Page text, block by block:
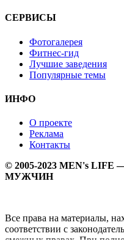
СЕРВИСЫ
Фотогалерея
Фитнес-гид
Лучшие заведения
Популярные темы
ИНФО
О проекте
Реклама
Контакты
© 2005-2023 MEN's
МУЖЧИН
Все права на материалы,
соответствии с
смежных правах. При